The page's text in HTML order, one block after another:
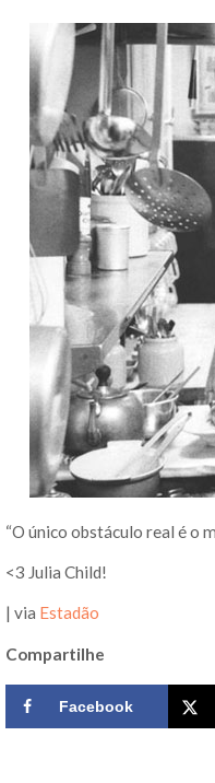
“O único obstáculo real é o
<3 Julia Child!
| via Estadão
Compartilhe
Facebook